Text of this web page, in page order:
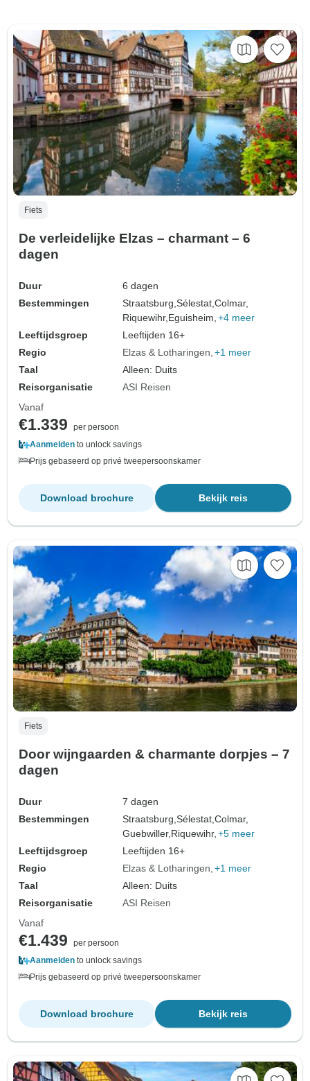
Fiets
De verleidelijke Elzas – charmant – 6
dagen
Duur
6 dagen
Bestemmingen
Straatsburg,Sélestat,Colmar,
Riquewihr, Eguisheim, +4 meer
Leeftijdsgroep
Leeftijden 16+
Regio
Elzas & Lotharingen +1 meer
Taal
Alleen: Duits
Reisorganisatie
ASI Reisen
Vanaf
€1.339
per persoon
Aanmelden to unlock savings
Prijs gebaseerd op privé tweepersoonskamer
Bekijk reis
Download brochure
Fiets
Door wijngaarden & charmante dorpjes – 7
dagen
Duur
7 dagen
Bestemmingen
Straatsburg,Sélestat,Colmar,
Guebwiller, Riquewihr, +5 meer
Leeftijdsgroep
Leeftijden 16+
Regio
Elzas & Lotharingen +1 meer
Taal
Alleen: Duits
Reisorganisatie
ASI Reisen
Vanaf
€1.439
per persoon
Aanmelden to unlock savings
Prijs gebaseerd op privé tweepersoonskamer
Bekijk reis
Download brochure